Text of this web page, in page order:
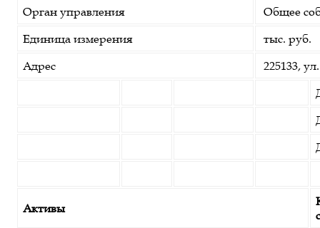
Орган управления
Общее
Единица измерения
тыс. руб.
Адрес
225133,
Активы